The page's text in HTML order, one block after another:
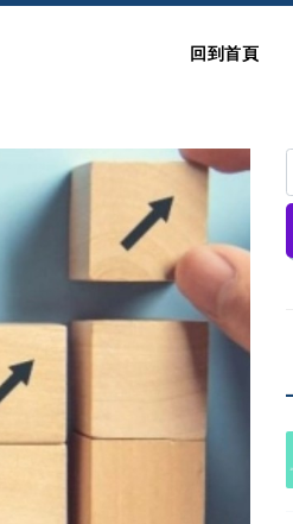
回到首頁